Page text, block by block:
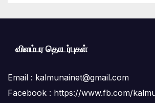
விளம்பர தொடர்புகள்
Email : kalmunainet@gmail.com
Facebook : https://www.fb.com/